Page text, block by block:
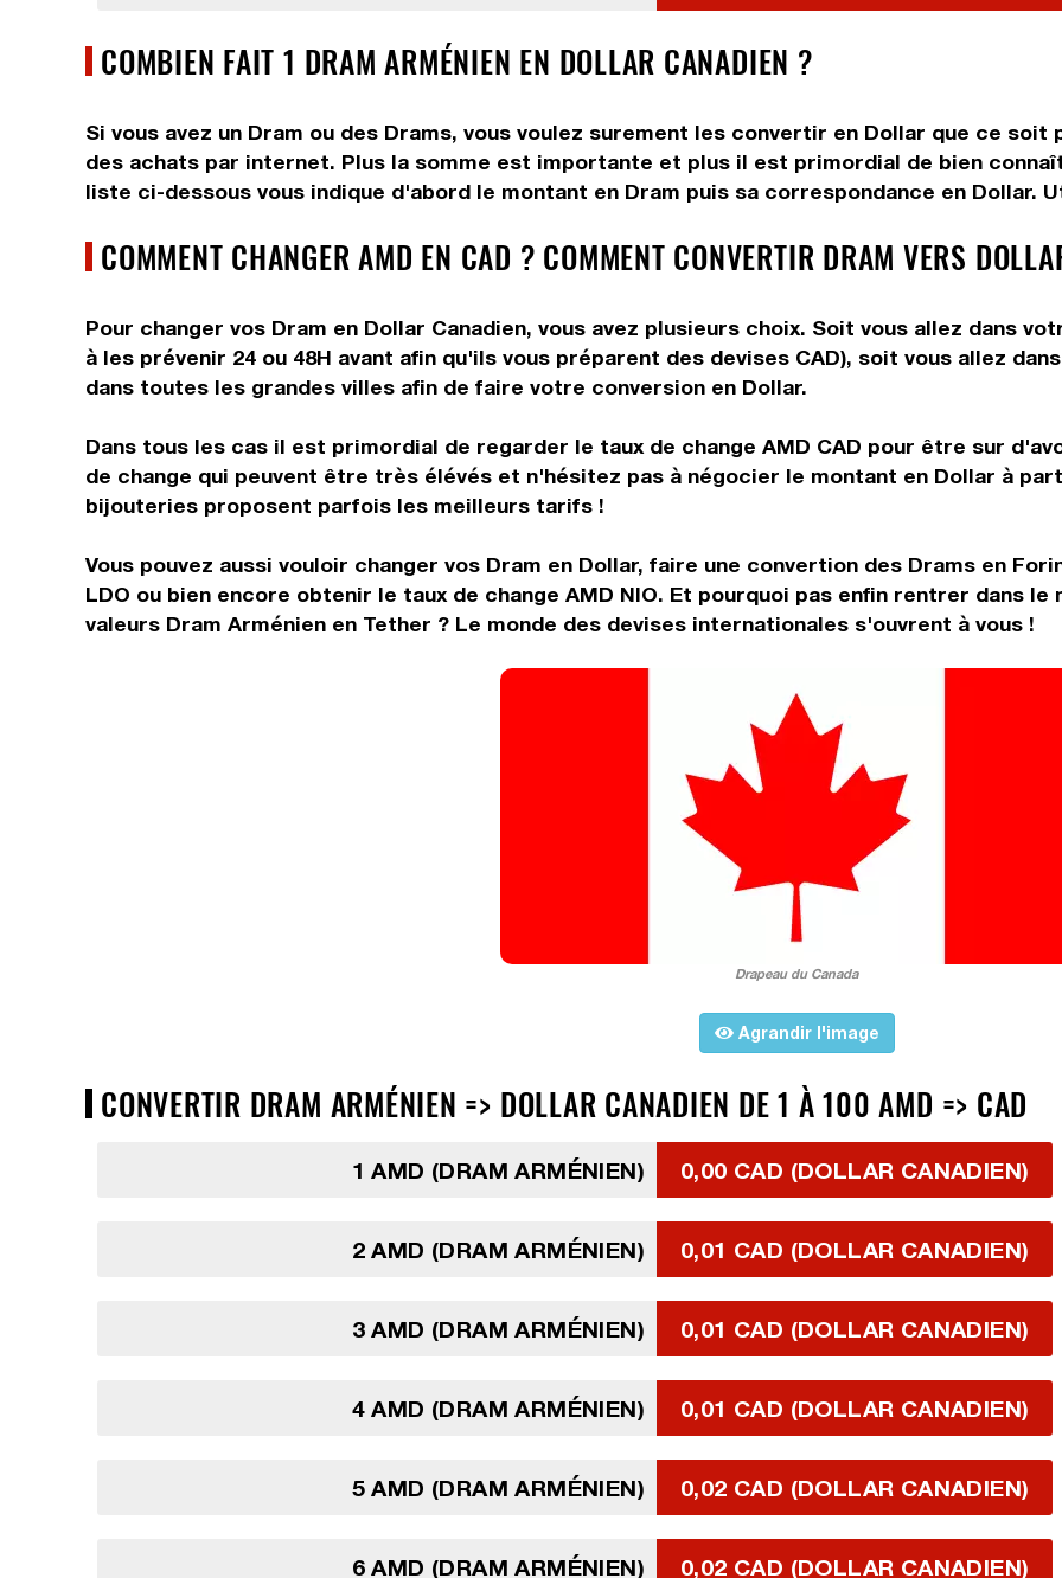
COMBIEN FAIT 1 DRAM ARMÉNIEN EN DOLLAR CANADIEN ?
Si vous avez un Dram ou des Drams, vous voulez surement les convertir en Dollar que ce
des achats par internet. Plus la somme est importante et plus il est primordial de bien
liste ci-dessous vous indique d'abord le montant en Dram puis sa correspondance en Dollar.
COMMENT CHANGER AMD EN CAD ? COMMENT CONVERTIR DRAM VERS
Pour changer vos Dram en Dollar Canadien, vous avez plusieurs choix. Soit vous allez dans
à les prévenir 24 ou 48H avant afin qu'ils vous préparent des devises CAD), soit vous allez
dans toutes les grandes villes afin de faire votre conversion en Dollar.
Dans tous les cas il est primordial de regarder le taux de change AMD CAD pour être sur
de change qui peuvent être très élévés et n'hésitez pas à négocier le montant en Dollar à
bijouteries proposent parfois les meilleurs tarifs !
Vous pouvez aussi vouloir changer vos Dram en Dollar, faire une convertion des Drams en
LDO ou bien encore obtenir le taux de change AMD NIO. Et pourquoi pas enfin rentrer dans
valeurs Dram Arménien en Tether ? Le monde des devises internationales s'ouvrent à vous !
Drapeau du Canada
Agrandir l'image
CONVERTIR DRAM ARMÉNIEN => DOLLAR CANADIEN DE 1 À 100 AMD => CAD
1 AMD (DRAM ARMÉNIEN) 0,00 CAD (DOLLAR CANADIEN)
2 AMD (DRAM ARMÉNIEN) 0,01 CAD (DOLLAR CANADIEN)
3 AMD (DRAM ARMÉNIEN) 0,01 CAD (DOLLAR CANADIEN)
4 AMD (DRAM ARMÉNIEN) 0,01 CAD (DOLLAR CANADIEN)
5 AMD (DRAM ARMÉNIEN) 0,02 CAD (DOLLAR CANADIEN)
6 AMD (DRAM ARMÉNIEN) 0,02 CAD (DOLLAR CANADIEN)